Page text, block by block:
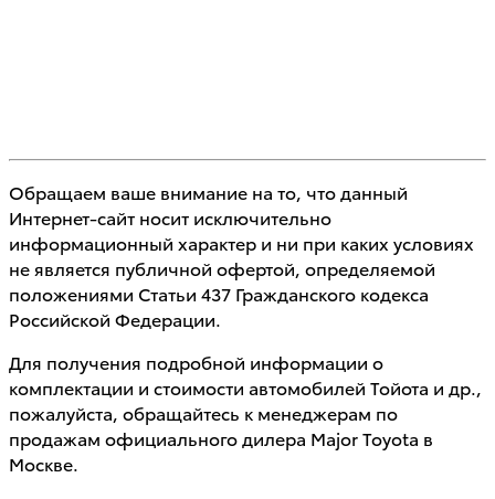
Обращаем ваше внимание на то, что данный
Интернет-сайт носит исключительно
информационный характер и ни при каких условиях
не является публичной офертой, определяемой
положениями Статьи 437 Гражданского кодекса
Российской Федерации.
Для получения подробной информации о
комплектации и стоимости автомобилей Тойота и др.,
пожалуйста, обращайтесь к менеджерам по
продажам официального дилера Major Toyota в
Москве.